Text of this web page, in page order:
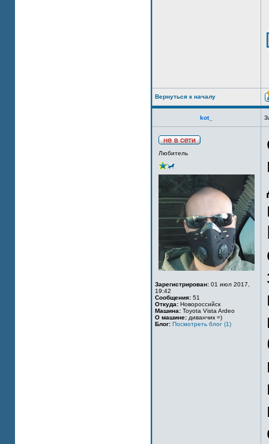
Вернуться к началу
kot_
Любитель
Зарегистрирован: 01 июл 2017,
19:42
Сообщения: 51
Откуда: Новороссийск
Машина: Toyota Vista Ardeo
О машине: диванчик =)
Блог: Посмотреть блог (1)